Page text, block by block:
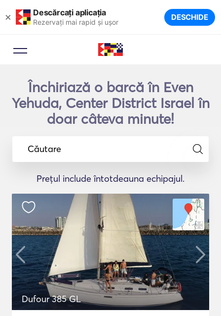
× Descărcați aplicația
Rezervați mai rapid și ușor DESCHIDE
Închiriază o barcă în Even
Yehuda, Center District Israel în
doar câteva minute!
Căutare
Prețul include întotdeauna echipajul.
Dufour 385 GL